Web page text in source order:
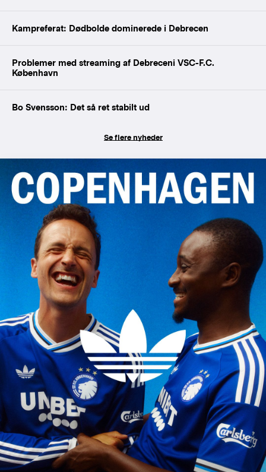
Kampreferat: Dødbolde dominerede i Debrecen
Problemer med streaming af Debreceni VSC-F.C.
København
Bo Svensson: Det så ret stabilt ud
Se flere nyheder